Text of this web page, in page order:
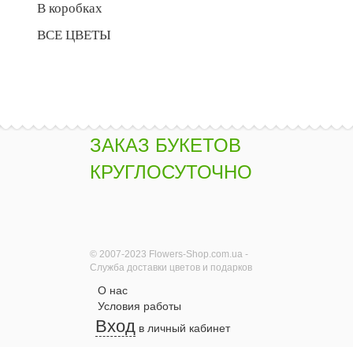
В коробках
ВСЕ ЦВЕТЫ
ЗАКАЗ БУКЕТОВ
КРУГЛОСУТОЧНО
© 2007-2023 Flowers-Shop.com.ua -
Служба доставки цветов и подарков
О нас
Условия работы
Вход в личный кабинет